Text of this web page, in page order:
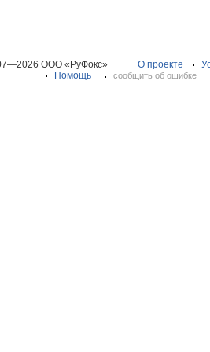
ООО «РуФокс» О проекте
Помощь
сообщить об ошибке